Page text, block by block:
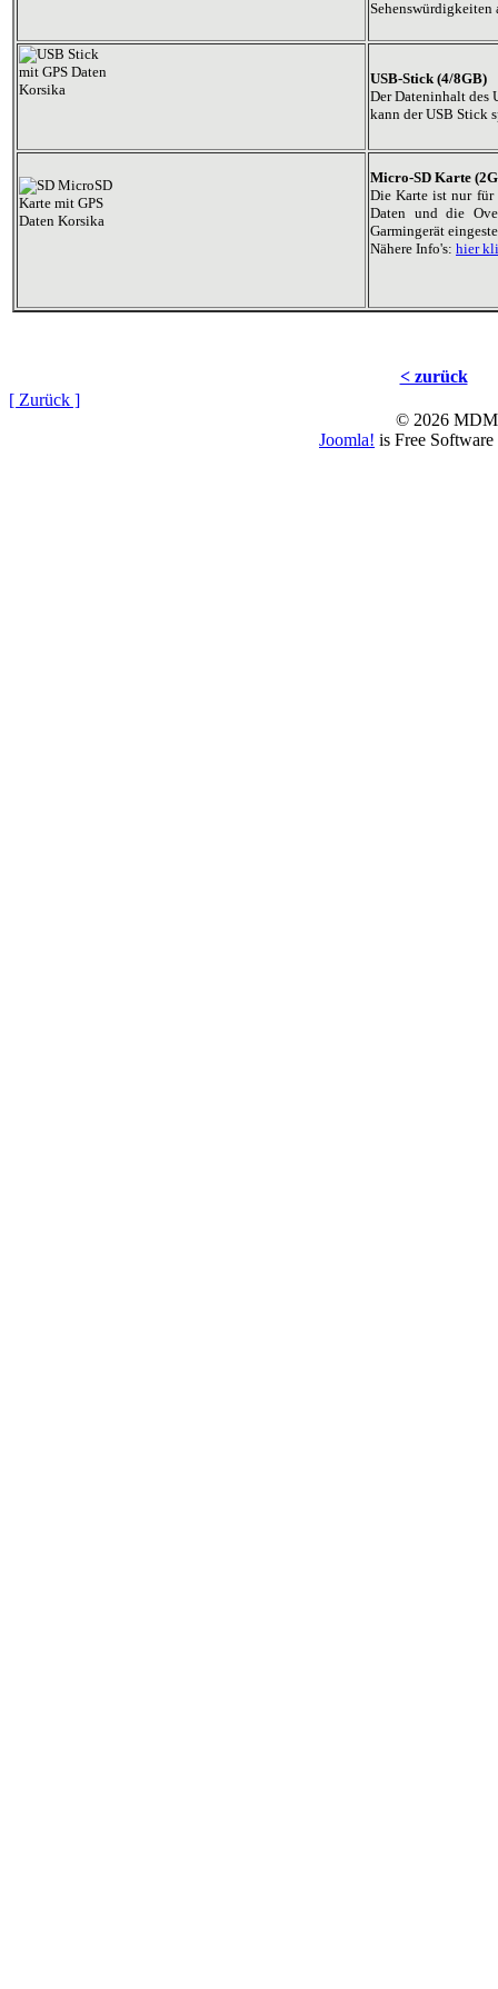
Sehenswürdigkeiten
USB-Stick (4/8GB)
Der Dateninhalt des
kann der USB Stick
Micro-SD Karte
Die Karte ist nur für
Daten und die
Garmingerät
Nähere Info's: hier
< zurück
[ Zurück ]
© 2026
Joomla! is Free